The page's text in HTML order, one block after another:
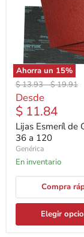
Ahorra un 15%
Precio
original
$ 13.93-Precio
$ 19.91
Desde
$ 11.84
Lijas Esmeríl de
36 a 120
Genérica
En inventario
Compra
Elegir